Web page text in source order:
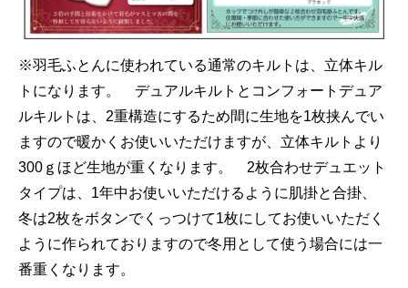
※羽毛ふとんに使われている通常のキルトは、立体キル
トになります。 デュアルキルトとコンフォートデュア
ルキルトは、2重構造にするため間に生地を1枚挟んでい
ますので暖かくお使いいただけますが、立体キルトより
300ｇほど生地が重くなります。 2枚合わせデュエット
タイプは、1年中お使いいただけるように肌掛と合掛、
冬は2枚をボタンでくっつけて1枚にしてお使いいただく
ように作られておりますので冬用として使う場合には一
番重くなります。